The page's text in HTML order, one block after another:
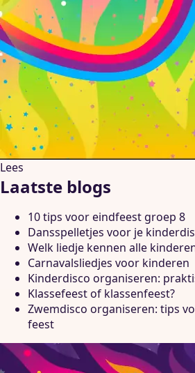
Lees
Laatste blogs
10 tips voor eindfeest groep 8
Dansspelletjes voor je
Welk liedje kennen alle
Carnavalsliedjes voor kinderen
Kinderdisco organiseren:
Klassefeest of klassenfeest?
Zwemdisco organiseren: tips
feest